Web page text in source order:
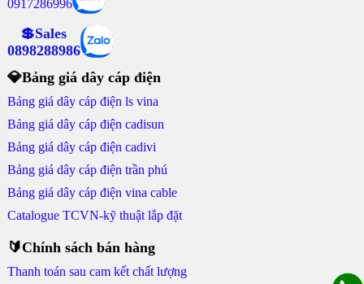
0917286996
💲Sales
0898288986
💎Bảng giá dây cáp điện
Bảng giá dây cáp điện ls vina
Bảng giá dây cáp điện cadisun
Bảng giá dây cáp điện cadivi
Bảng giá dây cáp điện trần phú
Bảng giá dây cáp điện vina cable
Catalogue TCVN-kỹ thuật lắp đặt
🔰Chính sách bán hàng
Thanh toán sau cam kết chất lượng